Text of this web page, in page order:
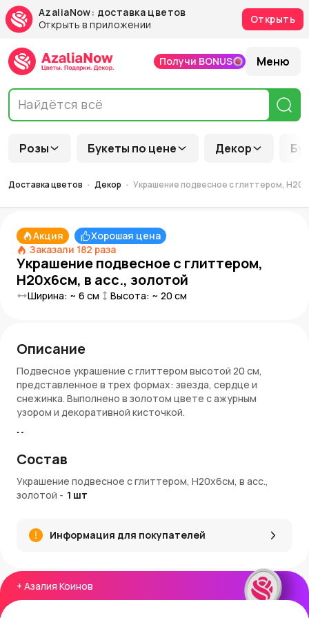
AzaliaNow: доставка цветов
Открыть в приложении
Открыть
Розы Букеты по цене Декор
Получи BONUS Меню
Доставка цветов Декор Украшение подвесное с глиттером,
Акция
Хорошая цена
Заказали 182 раза
Украшение подвесное с глиттером,
Н20х6см, в асс., золотой
Ширина: ~ 6 см Высота: ~ 20 см
+ Азалия Коинов
Описание
Подвесное украшение с глиттером высотой 20 см,
представленное в трех формах: звезда, сердце и
снежинка. Выполнено в золотом цвете с ажурным
узором и декоративной кисточкой.
Характеристики
Материалы:
Цвет:золотой с белой кисточкой.
Размер: Высота 20 см, ширина 6 см.
Применение
Для декора:Идеально для создания праздничного
настроения в интерьере.
Для подарков:Используется для декорирования
Состав
Украшение подвесное с глиттером, Н20х6см, в асс.,
золотой - 1 шт
Информация для покупателей